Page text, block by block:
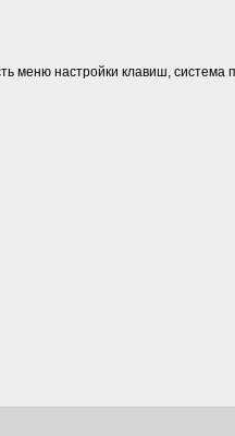
меню настройки клавиш, система